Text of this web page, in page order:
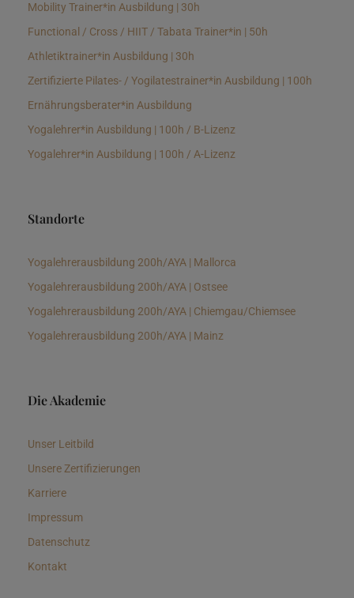
Mobility Trainer*in Ausbildung | 30h
Functional / Cross / HIIT / Tabata Trainer*in | 50h
Athletiktrainer*in Ausbildung | 30h
Zertifizierte Pilates- / Yogilatestrainer*in Ausbildung | 100h
Ernährungsberater*in Ausbildung
Yogalehrer*in Ausbildung | 100h / B-Lizenz
Yogalehrer*in Ausbildung | 100h / A-Lizenz
Standorte
Yogalehrerausbildung 200h/AYA | Mallorca
Yogalehrerausbildung 200h/AYA | Ostsee
Yogalehrerausbildung 200h/AYA | Chiemgau/Chiemsee
Yogalehrerausbildung 200h/AYA | Mainz
Die Akademie
Unser Leitbild
Unsere Zertifizierungen
Karriere
Impressum
Datenschutz
Kontakt